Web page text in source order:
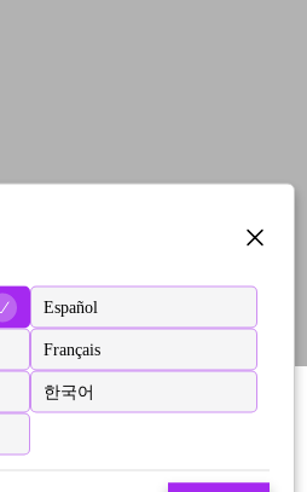
Español
Français
한국어